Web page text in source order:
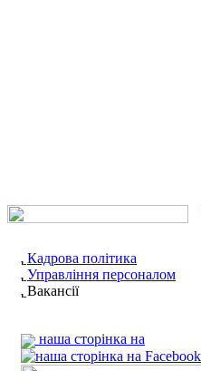
Кадрова політика
Управління персоналом
Вакансії
наша сторінка на